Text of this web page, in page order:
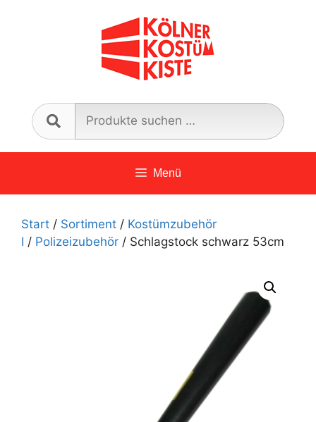
nach:
Menü
Start / Sortiment / Kostümzubehör
I / Polizeizubehör / Schlagstock schwarz 53cm